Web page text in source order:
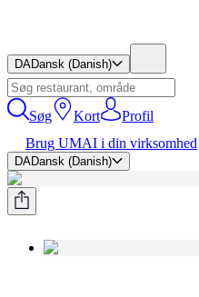
DADansk (Danish)
Søg Kort
Profil
Brug UMAI i din virksomhed
DADansk (Danish)